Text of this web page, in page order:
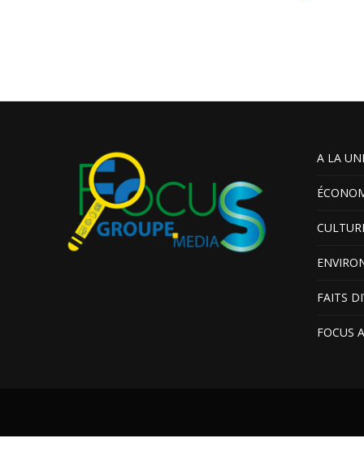
A LA
FAITS
FOCUS